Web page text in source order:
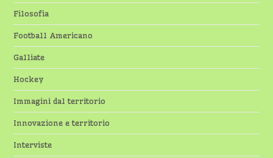
Filosofia
Football Americano
Galliate
Hockey
Immagini dal territorio
Innovazione e territorio
Interviste